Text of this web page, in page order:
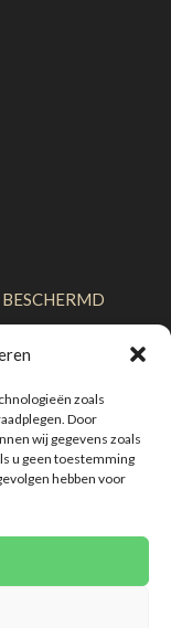
zoals
Door
wij gegevens zoals
u geen toestemming
hebben voor
direct